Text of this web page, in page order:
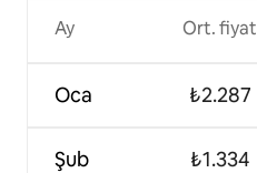
Ay
Oca
Şub
Ort. fiyat
₺2.287
₺1.334